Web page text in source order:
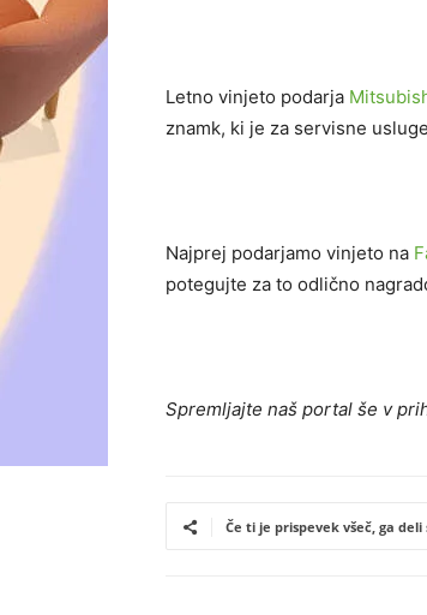
Letno vinjeto podarja
znamk, ki je za servisne
Najprej podarjamo vinjeto na
potegujte za to odlično
Spremljajte naš portal še v
Če ti je prispevek všeč, ga